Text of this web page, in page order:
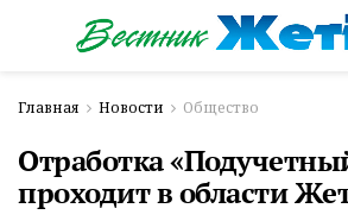
Главная Новости Общество
Отработка
проходит в области